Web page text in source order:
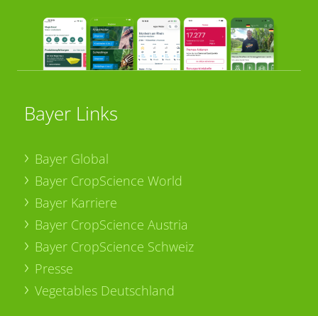
Bayer Links
Bayer Global
Bayer CropScience World
Bayer Karriere
Bayer CropScience Austria
Bayer CropScience Schweiz
Presse
Vegetables Deutschland